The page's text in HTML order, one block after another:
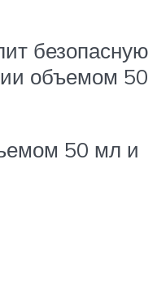
безопасную
объемом 50
50 мл и